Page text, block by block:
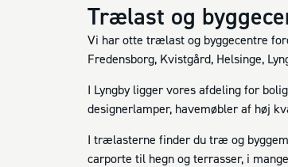
Trælast og
Vi har otte trælast og byggecentre
Fredensborg, Kvistgård, Helsinge,
I Lyngby ligger vores afdeling for
designerlamper, havemøbler af høj
I trælasterne finder du træ og
carporte til hegn og terrasser, i